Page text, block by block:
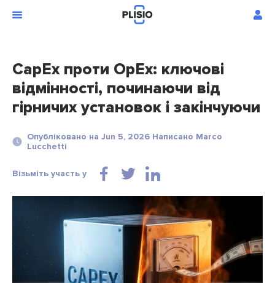
CapEx проти OpEx: ключові
відмінності, починаючи від
гірничих установок і закінчуючи
Опубліковано на Jun 5, 2026 Написано Marco
Lucchetti
Візьміть участь у